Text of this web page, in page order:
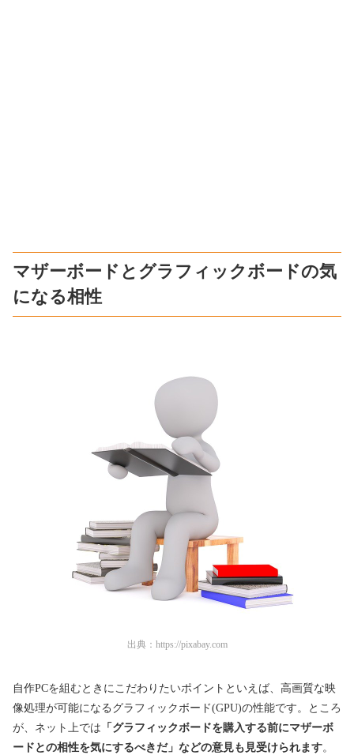
マザーボードとグラフィックボードの気
になる相性
出典： https://pixabay.com
自作PCを組むときにこだわりたいポイントといえば、高画質な映
像処理が可能になるグラフィックボード(GPU)の性能です。ところ
が、ネット上では 「 グラフィックボードを購入する前にマザーボ
ードとの相性を気にするべきだ」などの意見も見受けられます。